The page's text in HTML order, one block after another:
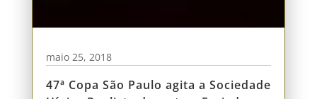
47ª Copa São Paulo agita a Sociedade
maio 25, 2018